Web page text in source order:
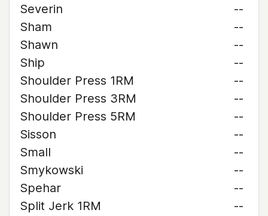
Severin
--
Sham
--
Shawn
--
Ship
--
Shoulder Press 1RM
--
Shoulder Press 3RM
--
Shoulder Press 5RM
--
Sisson
--
Small
--
Smykowski
--
Spehar
--
Split Jerk 1RM
--